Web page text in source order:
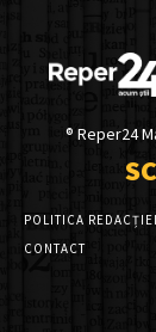
® Reper24
POLITICA REDACȚIEI
CONTACT